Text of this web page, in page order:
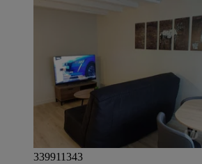
339911343